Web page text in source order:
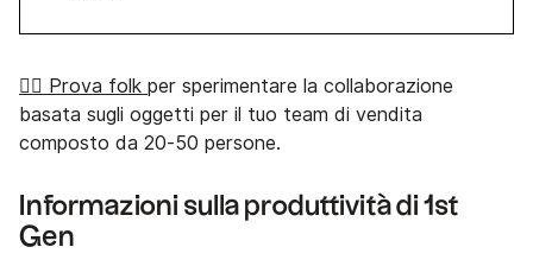
👉🏼 Prova folk per sperimentare la collaborazione
basata sugli oggetti per il tuo team di vendita
composto da 20-50 persone.
Informazioni sulla produttività di 1st
Gen